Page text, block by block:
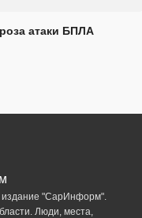
атаки БПЛА
"СарИнформ".
Люди, места,